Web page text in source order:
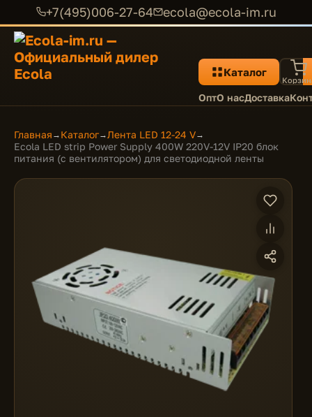
+7(495)006-27-64 ecola@ecola-im.ru
Каталог
ОптО насДоставка
Главная → Каталог→Лента LED 12-24 V→
Ecola LED strip Power Supply 400W 220V-12V IP20 блок
питания (с вентилятором) для светодиодной ленты